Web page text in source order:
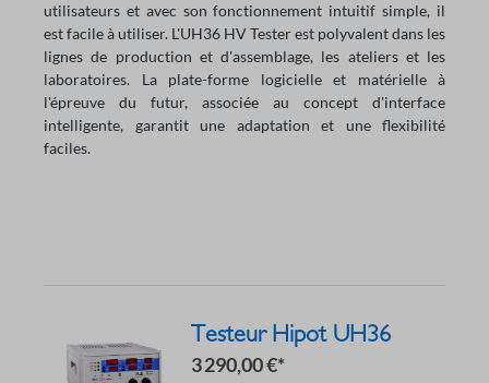
utilisateurs et avec son fonctionnement intuitif simple, il
est facile à utiliser. L'UH36 HV Tester est polyvalent dans les
lignes de production et d'assemblage, les ateliers et les
laboratoires. La plate-forme logicielle et matérielle à
l'épreuve du futur, associée au concept d'interface
intelligente, garantit une adaptation et une flexibilité
faciles.
Testeur Hipot UH36
3 290,00 €*